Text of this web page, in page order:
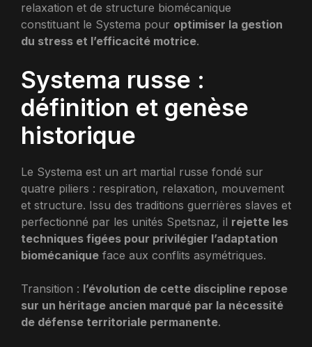
relaxation et de structure biomécanique
constituant le Systema pour optimiser la gestion
du stress et l’efficacité motrice.
Systema russe :
définition et genèse
historique
Le Systema est un art martial russe fondé sur
quatre piliers : respiration, relaxation, mouvement
et structure. Issu des traditions guerrières slaves et
perfectionné par les unités Spetsnaz, il rejette les
techniques figées pour privilégier l’adaptation
biomécanique face aux conflits asymétriques.
Transition : l’évolution de cette discipline repose
sur un héritage ancien marqué par la nécessité
de défense territoriale permanente.